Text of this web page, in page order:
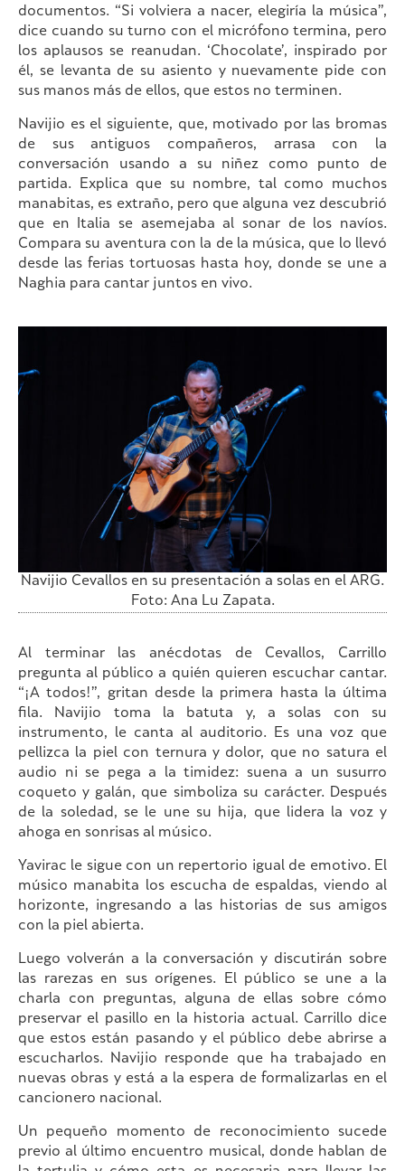
documentos. “Si volviera a nacer, elegiría la música”,
dice cuando su turno con el micrófono termina, pero
los aplausos se reanudan. ‘Chocolate’, inspirado por
él, se levanta de su asiento y nuevamente pide con
sus manos más de ellos, que estos no terminen.
Navijio es el siguiente, que, motivado por las bromas
de sus antiguos compañeros, arrasa con la
conversación usando a su niñez como punto de
partida. Explica que su nombre, tal como muchos
manabitas, es extraño, pero que alguna vez descubrió
que en Italia se asemejaba al sonar de los navíos.
Compara su aventura con la de la música, que lo llevó
desde las ferias tortuosas hasta hoy, donde se une a
Naghia para cantar juntos en vivo.
Navijio Cevallos en su presentación a solas en el ARG.
Foto: Ana Lu Zapata.
Al terminar las anécdotas de Cevallos, Carrillo
pregunta al público a quién quieren escuchar cantar.
“¡A todos!”, gritan desde la primera hasta la última
fila. Navijio toma la batuta y, a solas con su
instrumento, le canta al auditorio. Es una voz que
pellizca la piel con ternura y dolor, que no satura el
audio ni se pega a la timidez: suena a un susurro
coqueto y galán, que simboliza su carácter. Después
de la soledad, se le une su hija, que lidera la voz y
ahoga en sonrisas al músico.
Yavirac le sigue con un repertorio igual de emotivo. El
músico manabita los escucha de espaldas, viendo al
horizonte, ingresando a las historias de sus amigos
con la piel abierta.
Luego volverán a la conversación y discutirán sobre
las rarezas en sus orígenes. El público se une a la
charla con preguntas, alguna de ellas sobre cómo
preservar el pasillo en la historia actual. Carrillo dice
que estos están pasando y el público debe abrirse a
escucharlos. Navijio responde que ha trabajado en
nuevas obras y está a la espera de formalizarlas en el
cancionero nacional.
Un pequeño momento de reconocimiento sucede
previo al último encuentro musical, donde hablan de